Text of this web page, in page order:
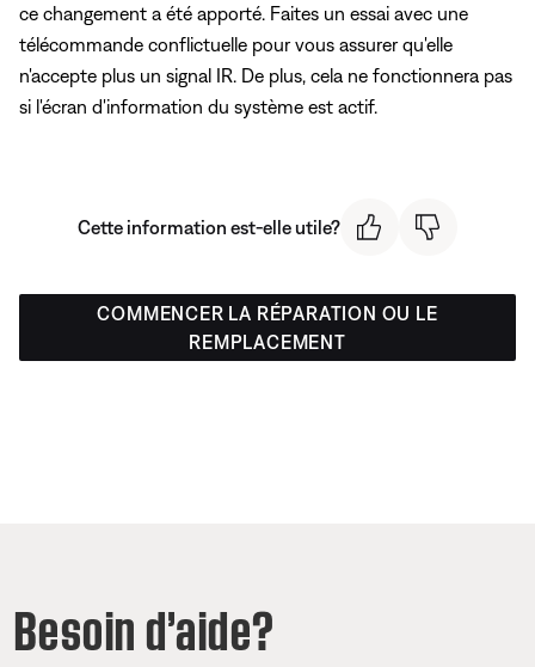
ce changement a été apporté. Faites un essai avec une
télécommande conflictuelle pour vous assurer qu'elle
n'accepte plus un signal IR. De plus, cela ne fonctionnera pas
si l'écran d'information du système est actif.
Cette information est-elle utile?
COMMENCER LA RÉPARATION OU LE
REMPLACEMENT
Besoin d’aide?